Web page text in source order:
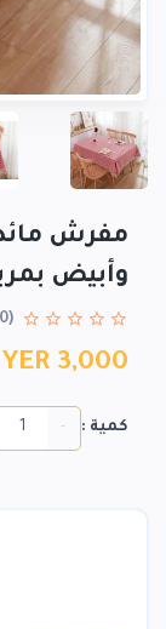
مفرش
وأبيض
(0)
YER 3,000
كمية : -